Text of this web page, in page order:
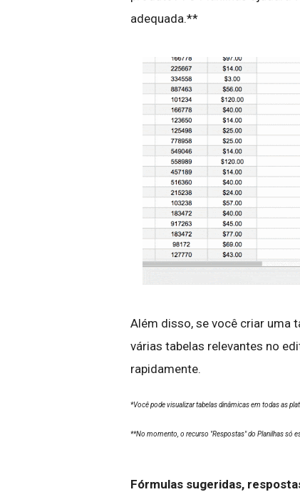
adequada.**
Além disso, se você criar uma
várias tabelas relevantes no
rapidamente.
*Você pode visualizar tabelas dinâmicas em todas as
**No momento, o recurso "Respostas" do Planilhas só
Fórmulas sugeridas,